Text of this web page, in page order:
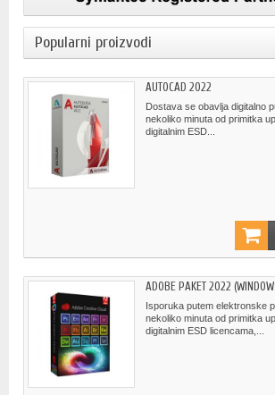
Popularni proizvodi
AUTOCAD 2022
Dostava se obavlja digitalno
nekoliko minuta od primitka
digitalnim ESD...
ADOBE PAKET 2022
Isporuka putem elektronske
nekoliko minuta od primitka
digitalnim ESD licencama,...